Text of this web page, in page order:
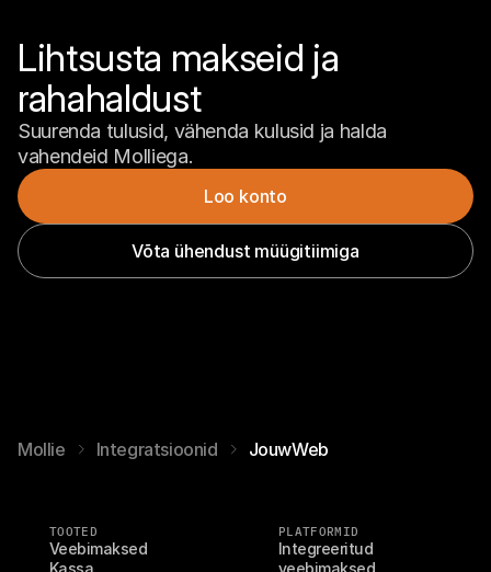
Lihtsusta makseid ja
rahahaldust
Suurenda tulusid, vähenda kulusid ja halda
vahendeid Molliega.
Loo konto
Võta ühendust müügitiimiga
Mollie Integratsioonid JouwWeb
TOOTED
Veebimaksed
Kassa
PLATFORMID
Integreeritud
veebimaksed